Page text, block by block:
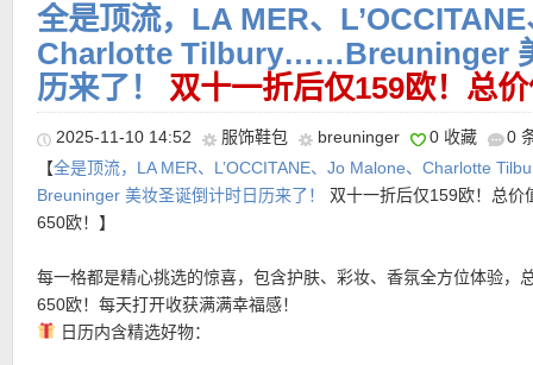
•【Longchamp 印花斜挎包 2色可选，折后仅199欧！原价290欧
适合日常出行的斜挎设计，再配上撞色印花，让整体多了一点艺术
气息。毛毡材质和真皮拼接，轻盈却有质感。皮革手柄保留了 Le
经典识别度，可拆卸、可调节肩带则让它从手提到斜挎自由切换：
直达购买链接见此
【GIVENCHY 光面乐福鞋 折上折仅319欧，原价850欧！】
利落之间取得平衡，让整体更显修长与精致。后跟折叠设计，可变
让穿着更自由，介于正式与随性之间。
豆香水9ml、蓝风铃身体香氛喷雾30ml、乌木与佛手柑芳醇香水9ml
与雪松芳醇香水9ml、丝绒玫瑰与乌木润肤霜50ml、鼠尾草与海盐
9ml、黑莓子与月桂叶护手霜30ml、英国橡树与榛果香水9ml、黑石
香氛工艺蜡烛35g、绯红罂粟芳醇香水9ml、英国梨与小苍兰洁肤露
青柠罗勒与柑橘香水9ml、苦橙限量版香水30ml
直达链接在此
★ 双十一全场8折优惠码：
支付方式：信用卡(Visa / MasterCard / American Express)、
转账等
运费：每单3.9欧，满149欧免邮费！60天内免费退货！
全是顶流，LA MER、
Charlotte Tilbury……Breuninger
历来了！ 双十一折后仅159欧！总
2025-11-10 14:52 服饰鞋包 breuninger 0 收藏
0
【全是顶流，LA MER、L’OCCITANE、Jo Malone、Charlotte
Breuninger 美妆圣诞倒计时日历来了！
双十一折后仅159欧！总价
650欧！】
每一格都是精心挑选的惊喜，包含护肤、彩妆、香氛全方位体验，
650欧！每天打开收获满满幸福感！
日历内含精选好物：